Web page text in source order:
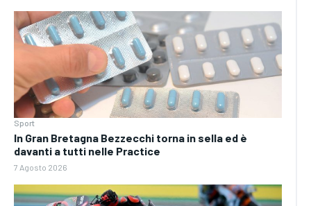
Sport
In Gran Bretagna Bezzecchi torna in sella ed è
davanti a tutti nelle Practice
7 Agosto 2026